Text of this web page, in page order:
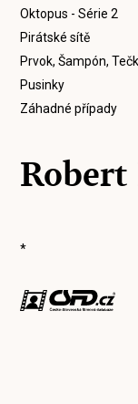
Oktopus - Série 2
Pirátské sítě
Prvok, Šampón,
Pusinky
Záhadné případy
*